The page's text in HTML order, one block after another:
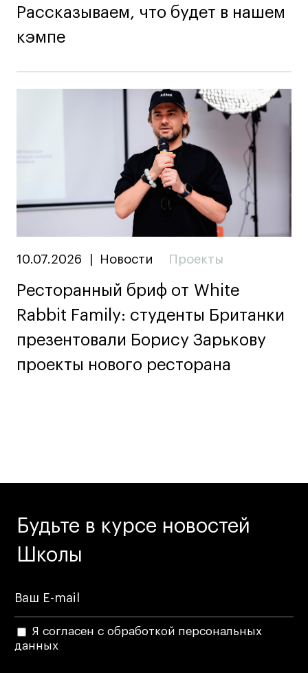
Рассказываем, что будет в нашем
кэмпе
10.07.2026 Новости Проекты
Ресторанный бриф от White
Rabbit Family: студенты Британки
презентовали Борису Зарькову
проекты нового ресторана
Будьте в курсе новостей
Школы
Я согласен с обработкой персональных
данных